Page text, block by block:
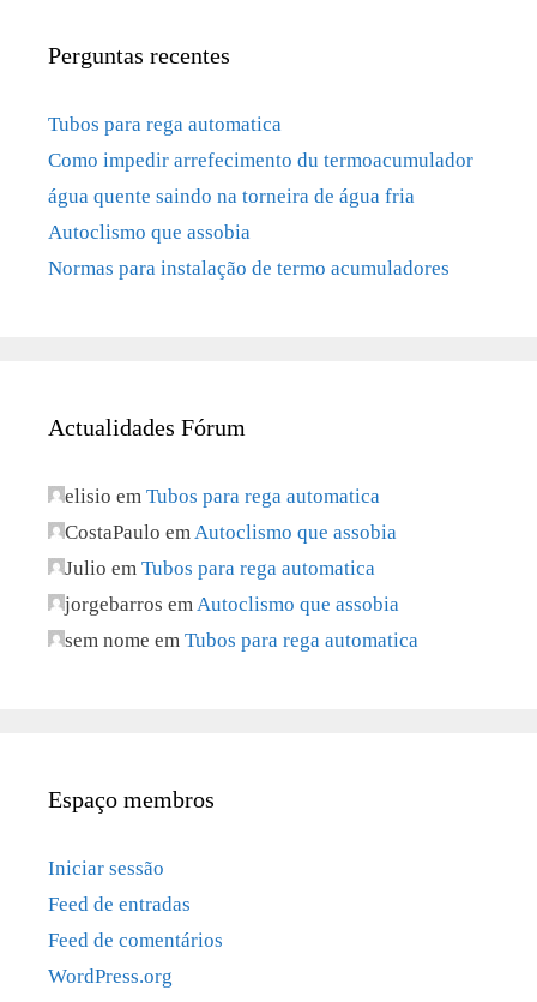
Perguntas recentes
Tubos para rega automatica
Como impedir arrefecimento du termoacumulador
água quente saindo na torneira de água fria
Autoclismo que assobia
Normas para instalação de termo acumuladores
Actualidades Fórum
elisio em Tubos para rega automatica
CostaPaulo emAutoclismo que assobia
Julio em Tubos para rega automatica
jorgebarros emAutoclismo que assobia
sem nome em Tubos para rega automatica
Espaço membros
Iniciar sessão
Feed de entradas
Feed de comentários
WordPress.org